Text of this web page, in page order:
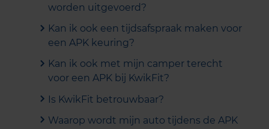
worden uitgevoerd?
Kan ik ook een tijdsafspraak maken voor
een APK keuring?
Kan ik ook met mijn camper terecht
voor een APK bij KwikFit?
Is KwikFit betrouwbaar?
Waarop wordt mijn auto tijdens de APK